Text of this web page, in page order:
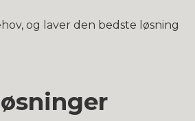
og laver den bedste løsning